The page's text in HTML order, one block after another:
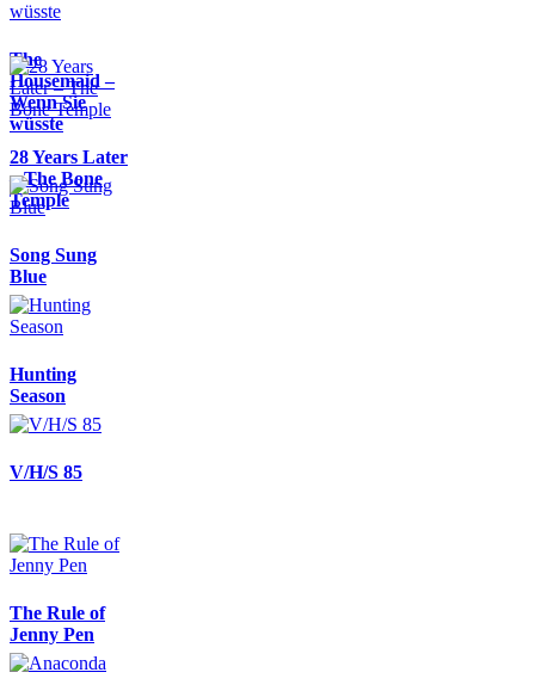
The
Housemaid –
Wenn Sie
wüsste
28 Years Later
– The Bone
Temple
Song Sung
Blue
Hunting
Season
V/H/S 85
The Rule of
Jenny Pen